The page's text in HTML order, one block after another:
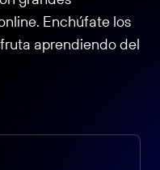
Enchúfate los
aprendiendo del